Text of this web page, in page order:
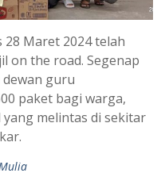
28 Maret 2024 telah
on the road. Segenap
guru
paket bagi warga,
melintas di sekitar